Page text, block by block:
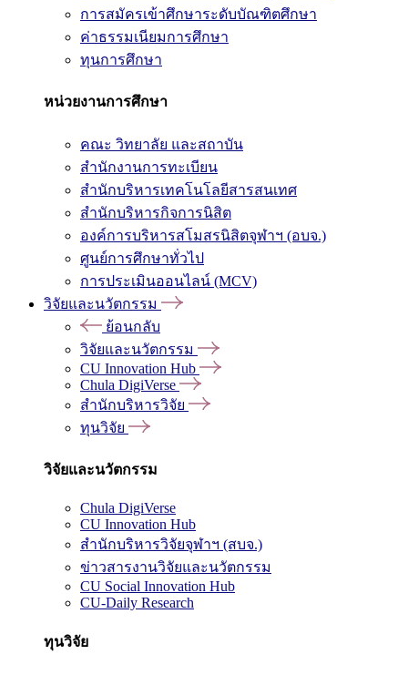
การสมัครเข้าศึกษาระดับบัณฑิตศึกษา
ค่าธรรมเนียมการศึกษา
ทุนการศึกษา
หน่วยงานการศึกษา
คณะ วิทยาลัย และสถาบัน
สำนักงานการทะเบียน
สำนักบริหารเทคโนโลยีสารสนเทศ
สำนักบริหารกิจการนิสิต
องค์การบริหารสโมสรนิสิตจุฬาฯ (อบจ.)
ศูนย์การศึกษาทั่วไป
การประเมินออนไลน์ (MCV)
วิจัยและนวัตกรรม
ย้อนกลับ
วิจัยและนวัตกรรม
CU Innovation Hub
Chula DigiVerse
สำนักบริหารวิจัย
ทุนวิจัย
วิจัยและนวัตกรรม
Chula DigiVerse
CU Innovation Hub
สำนักบริหารวิจัยจุฬาฯ (สบจ.)
ข่าวสารงานวิจัยและนวัตกรรม
CU Social Innovation Hub
CU-Daily Research
ทุนวิจัย